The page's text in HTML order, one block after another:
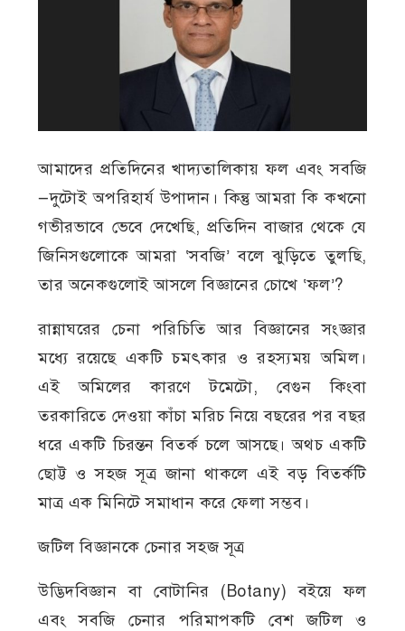
আমাদের প্রতিদিনের খাদ্যতালিকায় ফল এবং সবজি
—দুটোই অপরিহার্য উপাদান। কিন্তু আমরা কি কখনো
গভীরভাবে ভেবে দেখেছি, প্রতিদিন বাজার থেকে যে
জিনিসগুলোকে আমরা ‘সবজি’ বলে ঝুড়িতে তুলছি,
তার অনেকগুলোই আসলে বিজ্ঞানের চোখে ‘ফল’?
রান্নাঘরের চেনা পরিচিতি আর বিজ্ঞানের সংজ্ঞার
মধ্যে রয়েছে একটি চমৎকার ও রহস্যময় অমিল।
এই অমিলের কারণে টমেটো, বেগুন কিংবা
তরকারিতে দেওয়া কাঁচা মরিচ নিয়ে বছরের পর বছর
ধরে একটি চিরন্তন বিতর্ক চলে আসছে। অথচ একটি
ছোট্ট ও সহজ সূত্র জানা থাকলে এই বড় বিতর্কটি
মাত্র এক মিনিটে সমাধান করে ফেলা সম্ভব।
জটিল বিজ্ঞানকে চেনার সহজ সূত্র
উদ্ভিদবিজ্ঞান বা বোটানির (Botany) বইয়ে ফল
এবং সবজি চেনার পরিমাপকটি বেশ জটিল ও